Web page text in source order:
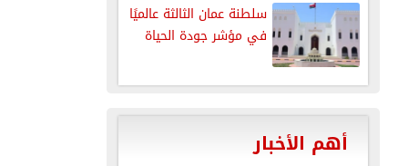
سلطنة عمان الثالثة عالميًا
في مؤشر جودة الحياة
أهم الأخبار